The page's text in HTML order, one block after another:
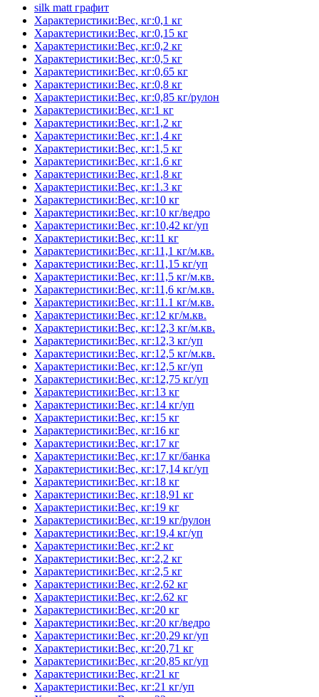
silk matt графит
Характеристики:Вес, кг:0,1 кг
Характеристики:Вес, кг:0,15 кг
Характеристики:Вес, кг:0,2 кг
Характеристики:Вес, кг:0,5 кг
Характеристики:Вес, кг:0,65 кг
Характеристики:Вес, кг:0,8 кг
Характеристики:Вес, кг:0,85 кг/рулон
Характеристики:Вес, кг:1 кг
Характеристики:Вес, кг:1,2 кг
Характеристики:Вес, кг:1,4 кг
Характеристики:Вес, кг:1,5 кг
Характеристики:Вес, кг:1,6 кг
Характеристики:Вес, кг:1,8 кг
Характеристики:Вес, кг:1.3 кг
Характеристики:Вес, кг:10 кг
Характеристики:Вес, кг:10 кг/ведро
Характеристики:Вес, кг:10,42 кг/уп
Характеристики:Вес, кг:11 кг
Характеристики:Вес, кг:11,1 кг/м.кв.
Характеристики:Вес, кг:11,15 кг/уп
Характеристики:Вес, кг:11,5 кг/м.кв.
Характеристики:Вес, кг:11,6 кг/м.кв.
Характеристики:Вес, кг:11.1 кг/м.кв.
Характеристики:Вес, кг:12 кг/м.кв.
Характеристики:Вес, кг:12,3 кг/м.кв.
Характеристики:Вес, кг:12,3 кг/уп
Характеристики:Вес, кг:12,5 кг/м.кв.
Характеристики:Вес, кг:12,5 кг/уп
Характеристики:Вес, кг:12,75 кг/уп
Характеристики:Вес, кг:13 кг
Характеристики:Вес, кг:14 кг/уп
Характеристики:Вес, кг:15 кг
Характеристики:Вес, кг:16 кг
Характеристики:Вес, кг:17 кг
Характеристики:Вес, кг:17 кг/банка
Характеристики:Вес, кг:17,14 кг/уп
Характеристики:Вес, кг:18 кг
Характеристики:Вес, кг:18,91 кг
Характеристики:Вес, кг:19 кг
Характеристики:Вес, кг:19 кг/рулон
Характеристики:Вес, кг:19,4 кг/уп
Характеристики:Вес, кг:2 кг
Характеристики:Вес, кг:2,2 кг
Характеристики:Вес, кг:2,5 кг
Характеристики:Вес, кг:2,62 кг
Характеристики:Вес, кг:2.62 кг
Характеристики:Вес, кг:20 кг
Характеристики:Вес, кг:20 кг/ведро
Характеристики:Вес, кг:20,29 кг/уп
Характеристики:Вес, кг:20,71 кг
Характеристики:Вес, кг:20,85 кг/уп
Характеристики:Вес, кг:21 кг
Характеристики:Вес, кг:21 кг/уп